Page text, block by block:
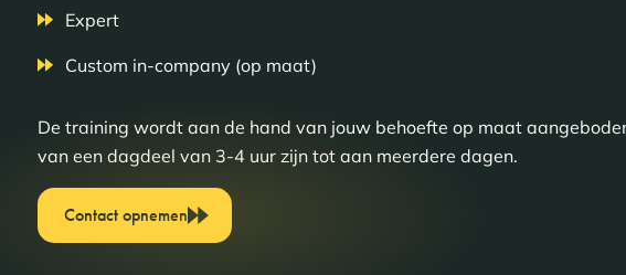
Expert
Custom in-company (op maat)
De training wordt aan de hand van jouw behoefte op maat
van een dagdeel van 3-4 uur zijn tot aan meerdere dagen.
Contact opnemen